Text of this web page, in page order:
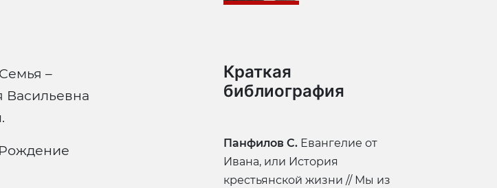
–
Васильевна
Краткая
библиография
Панфилов С. Евангелие от
Ивана, или История
крестьянской жизни // Мы из